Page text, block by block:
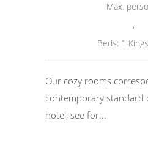
Max.
,
Beds: 1
Our cozy rooms
contemporary standard
hotel, see for...